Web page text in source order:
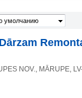
умолчанию
NOV., MĀRUPE,